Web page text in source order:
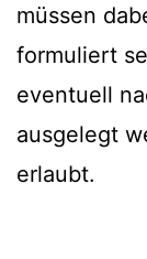
müssen
formuliert
eventuell
ausgelegt
erlaubt.